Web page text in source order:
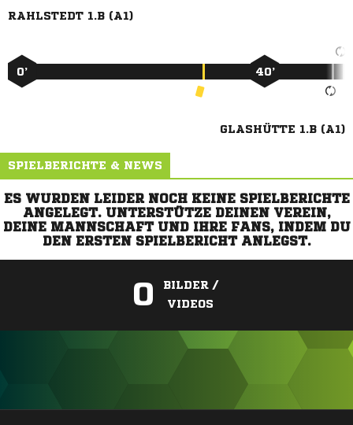
RAHLSTEDT 1.B (A1)
0’ 40’
GLASHÜTTE 1.B (A1)
SPIELBERICHTE & NEWS
ES WURDEN LEIDER NOCH KEINE SPIELBERICHTE
ANGELEGT. UNTERSTÜTZE DEINEN VEREIN,
DEINE MANNSCHAFT UND IHRE FANS, INDEM DU
DEN ERSTEN SPIELBERICHT ANLEGST.
0
BILDER /
VIDEOS